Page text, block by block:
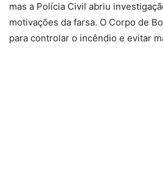
mas a Polícia Civil abriu
motivações da farsa. O Corpo de
para controlar o incêndio e evitar